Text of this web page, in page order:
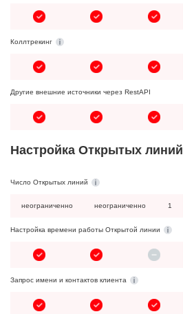
Коллтрекинг
Другие внешние источники через RestAPI
Настройка Открытых линий
Число Открытых линий
неограниченно неограниченно 1
Настройка времени работы Открытой линии
Запрос имени и контактов клиента